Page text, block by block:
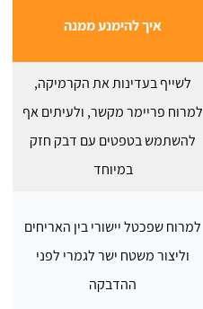
איך להימנע ממנה
לשייף בעדינות את הקרמיקה,
למרוח פריימר מקשר, ולעיתים אף
להשתמש בטפטים עם דבק חזק
במיוחד
למרוח שפכטל יישורי בין האריחים
וליצור משטח ישר לגמרי לפני
ההדבקה